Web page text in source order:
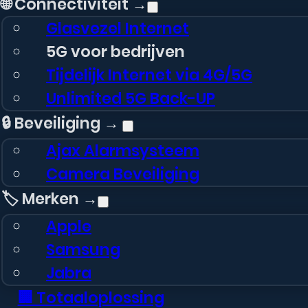
Glasvezel Internet
5G voor bedrijven
Tijdelijk Internet via 4G/5G
Unlimited 5G Back-UP
🔒 Beveiliging →
Ajax Alarmsysteem
Camera Beveiliging
🏷️ Merken →
Apple
Samsung
Jabra
🏢 Totaaloplossing